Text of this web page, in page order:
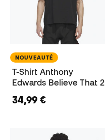
NOUVEAUTÉ
T-Shirt Anthony
Edwards Believe That 2
34,99 €